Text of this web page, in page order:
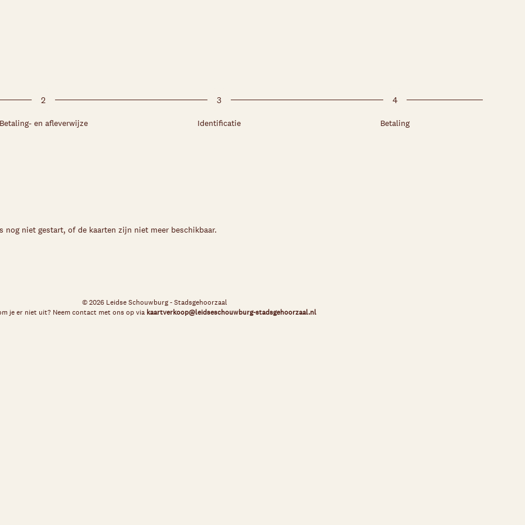
2
en afleverwijze
3
Identificatie
4
Betaling
nog niet gestart, of de kaarten zijn niet meer beschikbaar.
© 2026 Leidse Schouwburg - Stadsgehoorzaal
je er niet uit? Neem contact met ons op via kaartverkoop@leidseschouwburg-stadsgehoorzaal.nl